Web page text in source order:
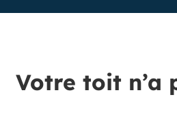
Votre toit n’a